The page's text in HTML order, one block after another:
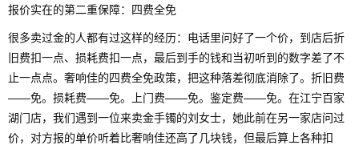
报价实在的第二重保障：四费全免
很多卖过金的人都有过这样的经历：电话里问好了一个价，到店后折
旧费扣一点、损耗费扣一点，最后到手的钱和当初听到的数字差了不
止一点点。奢响佳的四费全免政策，把这种落差彻底消除了。折旧费
——免。损耗费——免。上门费——免。鉴定费——免。在江宁百家
湖门店，我们遇到一位来卖金手镯的刘女士，她此前在另一家店问过
价，对方报的单价听着比奢响佳还高了几块钱，但最后算上各种扣